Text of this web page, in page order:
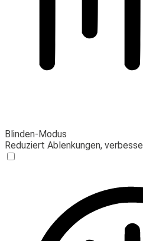
Blinden-Modus
Reduziert Ablenkungen,